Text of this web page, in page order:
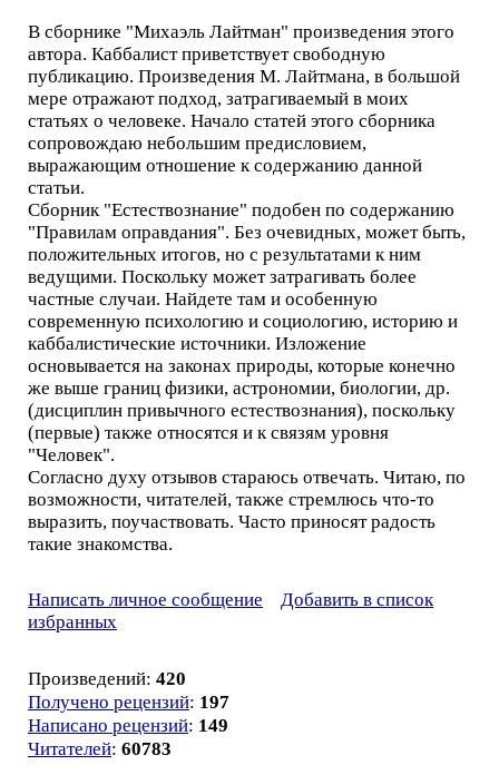
В сборнике "Михаэль Лайтман" произведения этого
автора. Каббалист приветствует свободную
публикацию. Произведения М. Лайтмана, в большой
мере отражают подход, затрагиваемый в моих
статьях о человеке. Начало статей этого сборника
сопровождаю небольшим предисловием,
выражающим отношение к содержанию данной
статьи.
Сборник "Естествознание" подобен по содержанию
"Правилам оправдания". Без очевидных, может быть,
положительных итогов, но с результатами к ним
ведущими. Поскольку может затрагивать более
частные случаи. Найдете там и особенную
современную психологию и социологию, историю и
каббалистические источники. Изложение
основывается на законах природы, которые конечно
же выше границ физики, астрономии, биологии, др.
(дисциплин привычного естествознания), поскольку
(первые) также относятся и к связям уровня
"Человек".
Согласно духу отзывов стараюсь отвечать. Читаю, по
возможности, читателей, также стремлюсь что-то
выразить, поучаствовать. Часто приносят радость
такие знакомства.
Написать личное сообщение
Добавить в список
избранных
Произведений: 420
Получено рецензий: 197
Написано рецензий: 149
Читателей: 60783